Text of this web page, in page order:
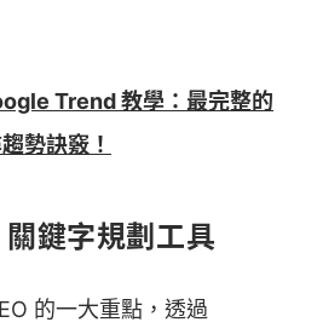
Trend 教學：最完整的
勢訣竅！
關鍵字規劃工具
的一大重點，透過